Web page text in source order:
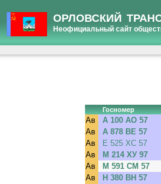
ОРЛОВСКИЙ
Неофициальный сайт
Госномер
Ав А 100 АО 57
Ав
А 878 ВЕ 57
Ав
Е 525 ХС 57
Ав
М 214 ХУ 97
Ав
М 591 СМ 57
Ав
Н 380 ВН 57